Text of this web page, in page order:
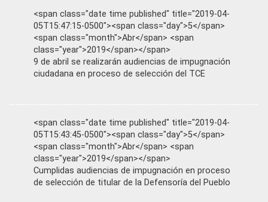
<span class="date time published" title="2019-04-
05T15:47:15-0500"><span class="day">5</span>
<span class="month">Abr</span> <span
class="year">2019</span></span>
9 de abril se realizarán audiencias de impugnación
ciudadana en proceso de selección del TCE
<span class="date time published" title="2019-04-
05T15:43:45-0500"><span class="day">5</span>
<span class="month">Abr</span> <span
class="year">2019</span></span>
Cumplidas audiencias de impugnación en proceso
de selección de titular de la Defensoría del Pueblo